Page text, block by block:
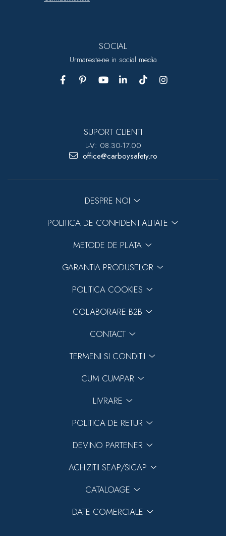
SOCIAL
Urmareste-ne in social media
SUPORT CLIENTI
L-V: 08.30-17.00
office@carboysafety.ro
DESPRE NOI
POLITICA DE CONFIDENTIALITATE
METODE DE PLATA
GARANTIA PRODUSELOR
POLITICA COOKIES
COLABORARE B2B
CONTACT
TERMENI SI CONDITII
CUM CUMPAR
LIVRARE
POLITICA DE RETUR
DEVINO PARTENER
ACHIZITII SEAP/SICAP
CATALOAGE
DATE COMERCIALE